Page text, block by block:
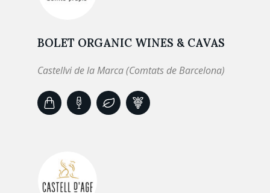
BOLET ORGANIC WINES & CAVAS
Castellvi de la Marca (Comtats de Barcelona)